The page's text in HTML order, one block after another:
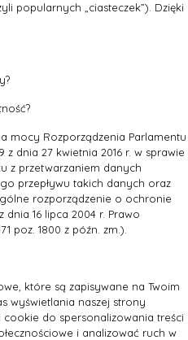
popularnych „ciasteczek”). Dzięki
mocy Rozporządzenia Parlamentu
z dnia 27 kwietnia 2016 r. w sprawie
z przetwarzaniem danych
przepływu takich danych oraz
rozporządzenie o ochronie
16 lipca 2004 r. Prawo
poz. 1800 z późn. zm.).
które są zapisywane na Twoim
wyświetlania naszej strony
do spersonalizowania treści
i analizować ruch w